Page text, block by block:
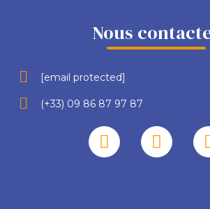
Nous
[email protected]
(+33) 09 86 87 97 87